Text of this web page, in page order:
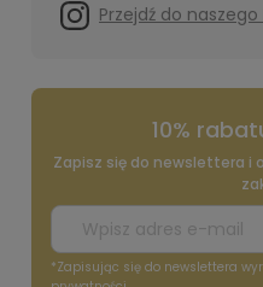
Przejdź do
10%
Zapisz się do newslettera i
*Zapisując się do newslettera